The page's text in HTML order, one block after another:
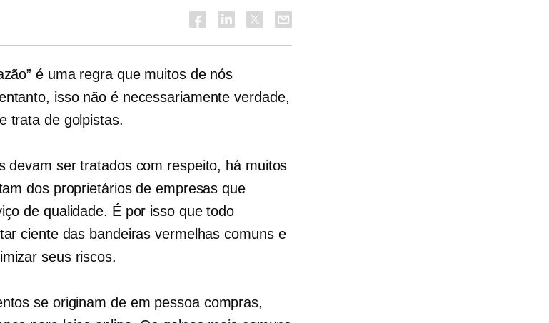
é uma regra que muitos de nós
isso não é necessariamente verdade,
trata de golpistas.
devam ser tratados com respeito, há muitos
dos proprietários de empresas que
de qualidade. É por isso que todo
ciente das bandeiras vermelhas comuns e
seus riscos.
se originam de em pessoacompras,